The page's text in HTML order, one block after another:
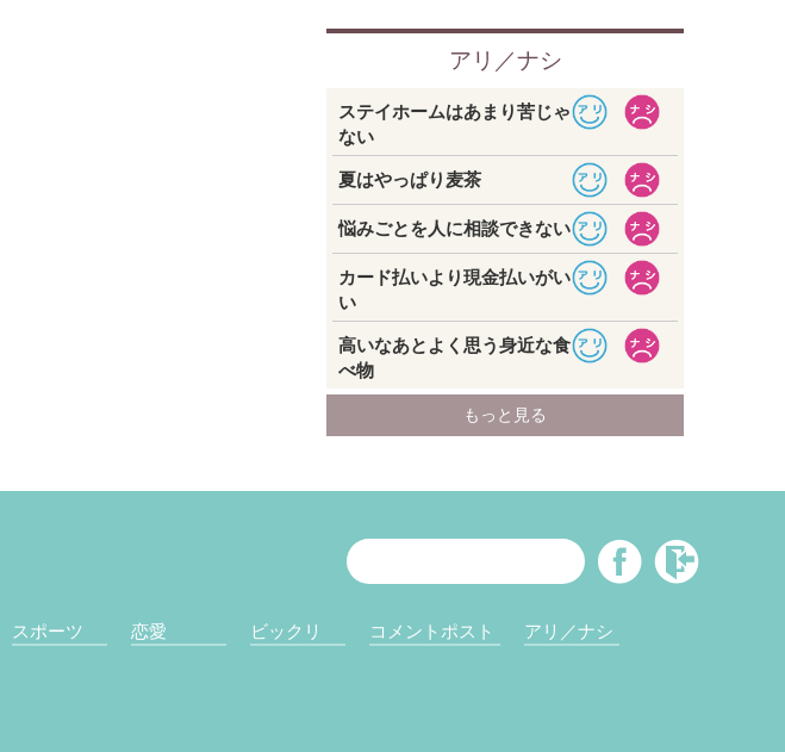
スポーツ 恋愛 ビックリ コメントポスト アリ／ナシ